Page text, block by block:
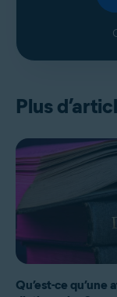
Plus
Qu’est-ce qu’une